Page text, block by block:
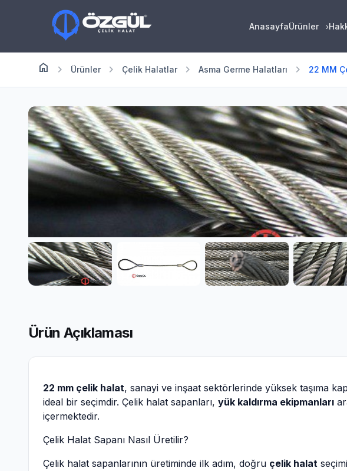
AnasayfaÜrünler ›
home Anasayfa
chevron_right Ürünler chevron_right Çelik Halatlar chevron_right Asma Germe Halatları chevron_right 22 MM
Ürün Açıklaması
22 mm çelik halat, sanayi ve inşaat sektörlerinde yüksek taşıma
ideal bir seçimdir. Çelik halat sapanları, yük kaldırma ekipmanları
içermektedir.
Çelik Halat Sapanı Nasıl Üretilir?
Çelik halat sapanlarının üretiminde ilk adım, doğru çelik halat